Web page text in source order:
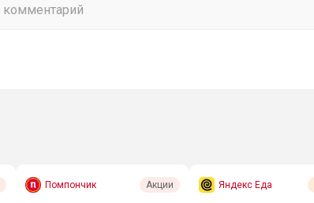
Помпончик Акции Яндекс Еда